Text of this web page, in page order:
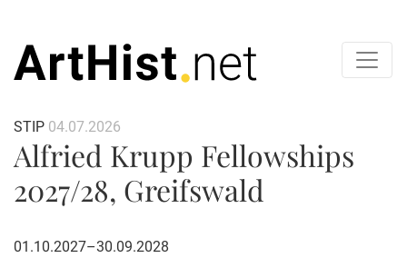
STIP 04.07.2026
Alfried Krupp Fellowships
2027/28, Greifswald
01.10.2027–30.09.2028